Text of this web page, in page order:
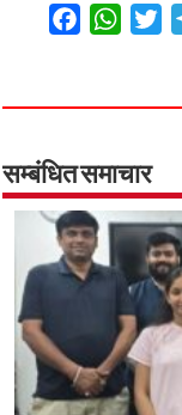
F
e
o
o
k
W
t
A
p
p
T
t
r
सम्बंधित समाचार